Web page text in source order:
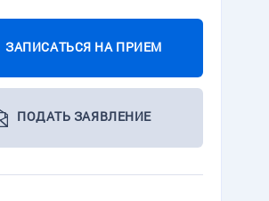
ЗАПИСАТЬСЯ НА ПРИЕМ
ПОДАТЬ ЗАЯВЛЕНИЕ